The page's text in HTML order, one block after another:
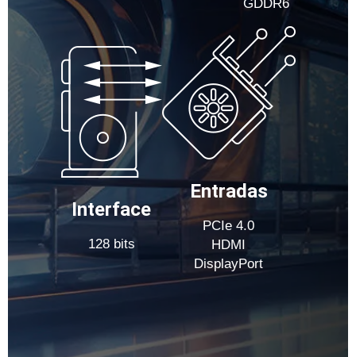
GDDR6
Interface
128 bits
Entradas
PCIe 4.0
HDMI
DisplayPort